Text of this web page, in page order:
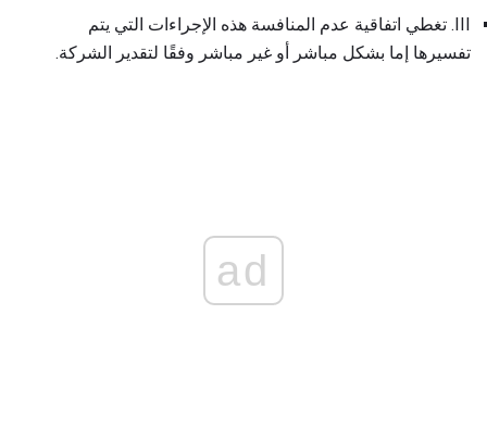
III. تغطي اتفاقية عدم المنافسة هذه الإجراءات التي يتم
تفسيرها إما بشكل مباشر أو غير مباشر وفقًا لتقدير الشركة.
ad